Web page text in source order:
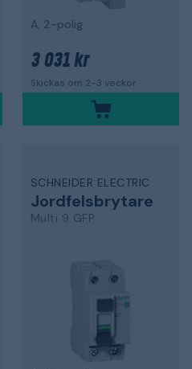
A, 2-polig
3 031 kr
Skickas om 2-3 veckor
SCHNEIDER ELECTRIC
Jordfelsbrytare
Multi 9 GFP